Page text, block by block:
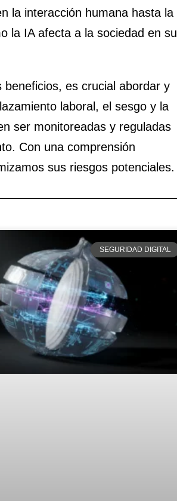
la interacción humana hasta la
la IA afecta a la sociedad en su
es crucial abordar y
laboral, el sesgo y la
ser monitoreadas y reguladas
Con una comprensión
sus riesgos potenciales.
SEGURIDAD DIGITAL